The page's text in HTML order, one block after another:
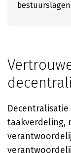
taakverdeling,